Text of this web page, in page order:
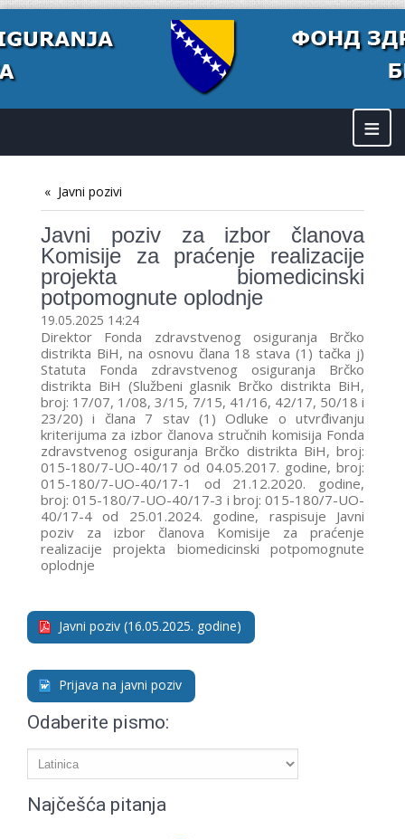
≡
Javni pozivi
Javni poziv za izbor članova
Komisije za praćenje realizacije
projekta biomedicinski
potpomognute oplodnje
19.05.2025 14:24
Direktor Fonda zdravstvenog osiguranja Brčko
distrikta BiH, na osnovu člana 18 stava (1) tačka j)
Statuta Fonda zdravstvenog osiguranja Brčko
distrikta BiH (Službeni glasnik Brčko distrikta BiH,
broj: 17/07, 1/08, 3/15, 7/15, 41/16, 42/17, 50/18 i
23/20) i člana 7 stav (1) Odluke o utvrđivanju
kriterijuma za izbor članova stručnih komisija Fonda
zdravstvenog osiguranja Brčko distrikta BiH, broj:
015-180/7-UO-40/17 od 04.05.2017. godine, broj:
015-180/7-UO-40/17-1 od 21.12.2020. godine,
broj: 015-180/7-UO-40/17-3 i broj: 015-180/7-UO-
40/17-4 od 25.01.2024. godine, raspisuje Javni
poziv za izbor članova Komisije za praćenje
realizacije projekta biomedicinski potpomognute
oplodnje
Javni poziv (16.05.2025. godine)
Prijava na javni poziv
Odaberite pismo:
Najčešća pitanja